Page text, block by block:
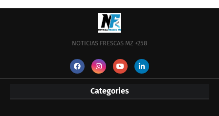
NOTICIAS FRESCAS MZ +258
Categories